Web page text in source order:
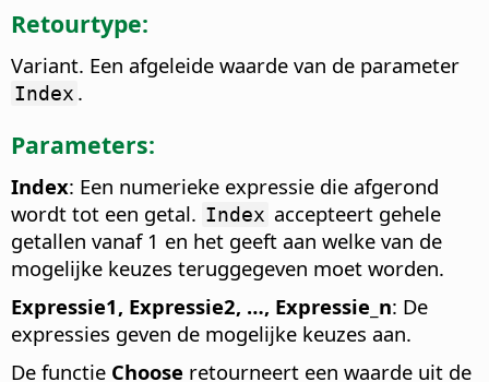
Retourtype:
Variant. Een afgeleide waarde van de parameter
Index .
Parameters:
Index: Een numerieke expressie die afgerond
wordt tot een getal. Index accepteert gehele
getallen vanaf 1 en het geeft aan welke van de
mogelijke keuzes teruggegeven moet worden.
Expressie1, Expressie2, …, Expressie_n: De
expressies geven de mogelijke keuzes aan.
De functie Choose retourneert een waarde uit de